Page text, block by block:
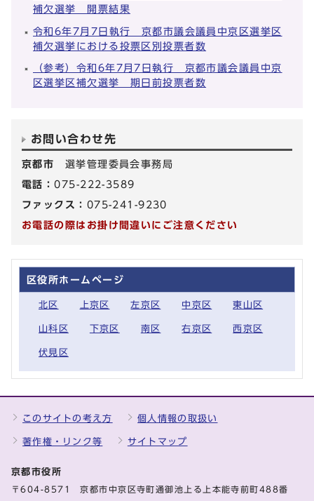
補欠選挙 開票結果
令和6年7月7日執行 京都市議会議員中京区選挙区
補欠選挙における投票区別投票者数
（参考）令和6年7月7日執行 京都市議会議員中京
区選挙区補欠選挙 期日前投票者数
お問い合わせ先
京都市 選挙管理委員会事務局
電話：075-222-3589
ファックス： 075-241-9230
お電話の際はお掛け間違いにご注意ください
区役所ホームページ
北区 上京区 左京区 中京区 東山区
山科区 下京区 南区 右京区 西京区
伏見区
このサイトの考え方 個人情報の取扱い
著作権・リンク等 サイトマップ
京都市役所
〒604-8571 京都市中京区寺町通御池上る上本能寺前町488番